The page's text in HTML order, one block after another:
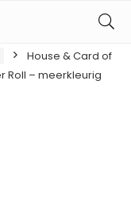
House & Card of
Roll – meerkleurig